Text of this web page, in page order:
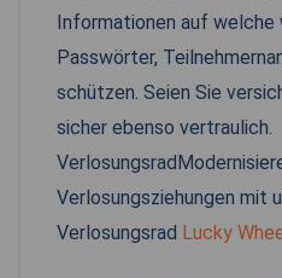
Informationen auf welche
Passwörter,
schützen. Seien Sie
sicher ebenso vertraulich.
Verlosungsziehungen mit
Verlosungsrad Lucky